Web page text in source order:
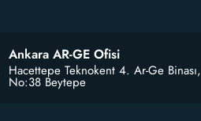
Ankara AR-GE Ofisi
Hacettepe Teknokent 4. Ar-Ge Binası,
No:38 Beytepe